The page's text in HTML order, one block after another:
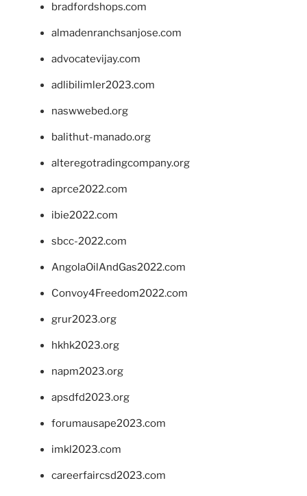
bradfordshops.com
almadenranchsanjose.com
advocatevijay.com
adlibilimler2023.com
naswwebed.org
balithut-manado.org
alteregotradingcompany.org
aprce2022.com
ibie2022.com
sbcc-2022.com
AngolaOilAndGas2022.com
Convoy4Freedom2022.com
grur2023.org
hkhk2023.org
napm2023.org
apsdfd2023.org
forumausape2023.com
imkl2023.com
careerfaircsd2023.com